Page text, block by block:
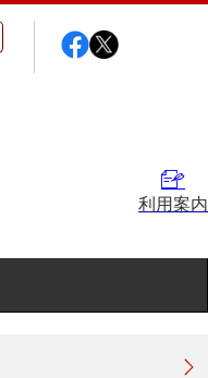
利用案内